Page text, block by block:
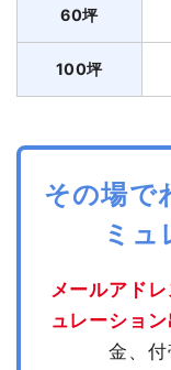
60坪
100坪
その場で
ミュ
メールアド
ュレーショ
金、付